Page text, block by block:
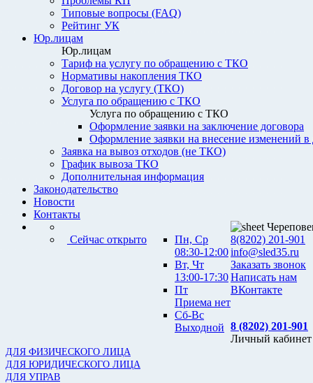
Типовые вопросы (FAQ)
Рейтинг УК
Юр.лицам
Юр.лицам
Тариф на услугу по обращению с ТКО
Нормативы накопления ТКО
Договор на услугу (ТКО)
Услуга по обращению с ТКО
Услуга по обращению с ТКО
Оформление заявки на заключение договора
Оформление заявки на внесение изменений в
Заявка на вывоз отходов (не ТКО)
График вывоза ТКО
Дополнительная информация
Законодательство
Новости
Контакты
Сейчас открыто
Пн, Ср
08:30-12:00
Вт, Чт
13:00-17:30
Пт
Приема нет
Сб-Вс
Выходной
8(8202) 201-901
info@sled35.ru
Заказать звонок
Написать нам
ВКонтакте
8 (8202) 201-901
Личный кабинет
ДЛЯ ФИЗИЧЕСКОГО ЛИЦА
ДЛЯ ЮРИДИЧЕСКОГО ЛИЦА
ДЛЯ УПРАВ